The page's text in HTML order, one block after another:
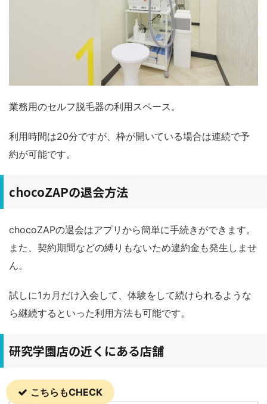
業務用のセルフ脱毛器の利用スペース。
利用時間は20分ですが、枠が開いている場合は連続で予
約が可能です。
chocoZAPの退会方法
chocoZAPの退会はアプリから簡単に手続きができます。
また、契約期間などの縛りもないため違約金も発生しませ
ん。
試しに1カ月だけ入会して、体験をして続けられるような
ら継続するといった利用方法も可能です。
研究学園店の近くにある店舗
こちらもCHECK